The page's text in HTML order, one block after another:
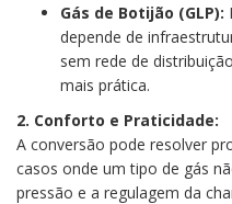
Gás de Botijão (GLP):
depende de
sem rede de
mais prática.
2. Conforto e Praticidade:
A conversão pode resolver
casos onde um tipo de gás
pressão e a regulagem da